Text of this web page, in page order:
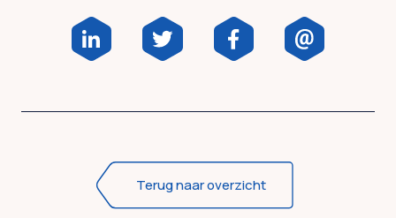
Terug naar overzicht